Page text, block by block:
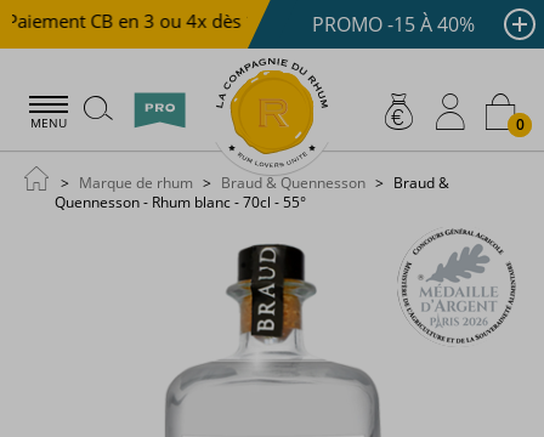
Paiement CB en 3 ou 4x dès 100 € Livraison offerte dès
PROMO -15 À 40%
MENU 0
Marque de rhum Braud & Quennesson
Braud &
Quennesson - Rhum blanc - 70cl - 55°